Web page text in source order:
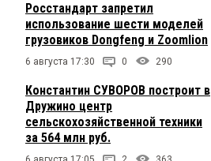
Росстандарт запретил
использование шести моделей
грузовиков Dongfeng и Zoomlion
6 августа 17:30 0 290
Константин СУВОРОВ построит в
Дружино центр
сельскохозяйственной техники
за 564 млн руб.